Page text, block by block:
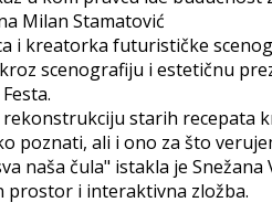
Milan Stamatović
i kreatorka futurističke
scenografiju i estetičnu
starih recepata
poznati, ali i ono za što
naša čula" istakla je
i interaktivna zložba.